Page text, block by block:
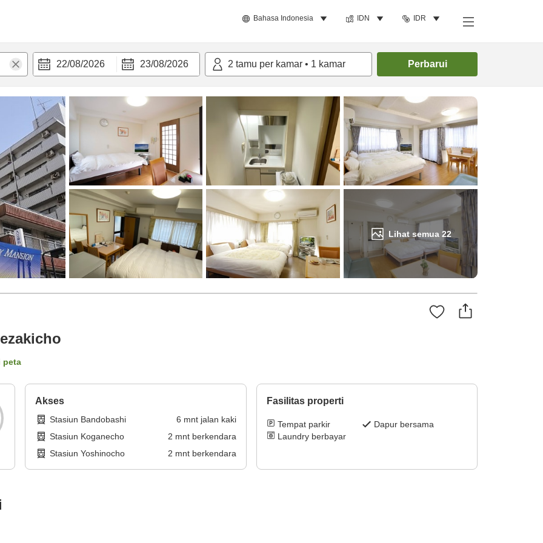
Bahasa Indonesia IDN IDR
22/08/2026 23/08/2026 2 tamu per kamar • 1 kamar Perbarui
Lihat semua 22
Cari kamar
peta
Akses
Stasiun Bandobashi 6 mnt jalan kaki
Stasiun Koganecho
2 mnt berkendara
Stasiun Yoshinocho
2 mnt berkendara
Fasilitas properti
Tempat parkir
Dapur bersama
Laundry berbayar